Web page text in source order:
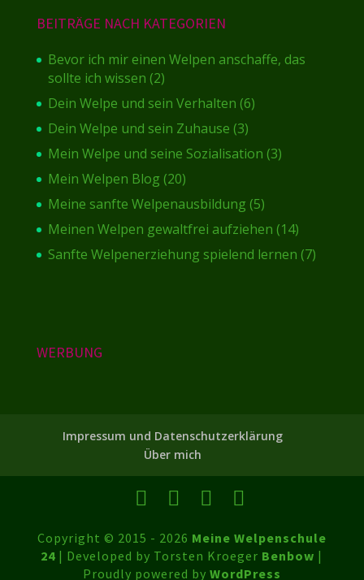
BEITRÄGE NACH KATEGORIEN
Bevor ich mir einen Welpen anschaffe, das
sollte ich wissen (2)
Dein Welpe und sein Verhalten (6)
Dein Welpe und sein Zuhause (3)
Mein Welpe und seine Sozialisation (3)
Mein Welpen Blog (20)
Meine sanfte Welpenausbildung (5)
Meinen Welpen gewaltfrei aufziehen (14)
Sanfte Welpenerziehung spielend lernen (7)
WERBUNG
Impressum und Datenschutzerklärung
Über mich
Copyright © 2015 - 2026 Meine Welpenschule
24 | Developed by Torsten Kroeger Benbow |
Proudly powered by WordPress